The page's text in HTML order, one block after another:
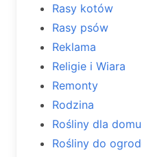
Rasy kotów
Rasy psów
Reklama
Religie i Wiara
Remonty
Rodzina
Rośliny dla domu
Rośliny do